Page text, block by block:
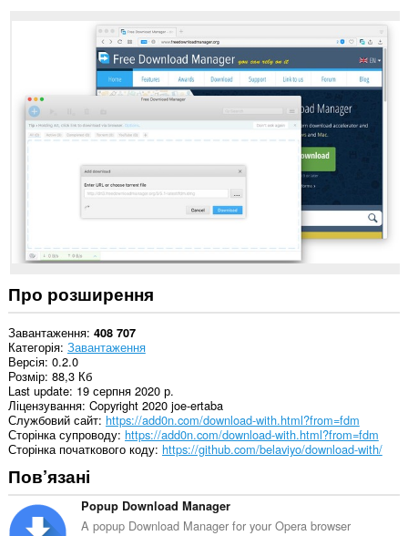
усіх
сайтах.
other
than
This
extension
can
create
rich
notifications
and
display
them
to
you
in
the
system
tray.
Про розширення
Завантаження 408 707
Категорія Завантаження
Версія 0.2.0
Розмір 88,3 Кб
Last update 19 серпня 2020 р.
Ліцензування Copyright 2020 joe-ertaba
Службовий сайт https://add0n.com/download-with.html?from=fdm
Сторінка супроводу https://add0n.com/download-with.html?from=fdm
Сторінка початкового коду https://github.com/belaviyo/download-with/
Пов’язані
Popup Download Manager
A popup Download Manager for your Opera browser